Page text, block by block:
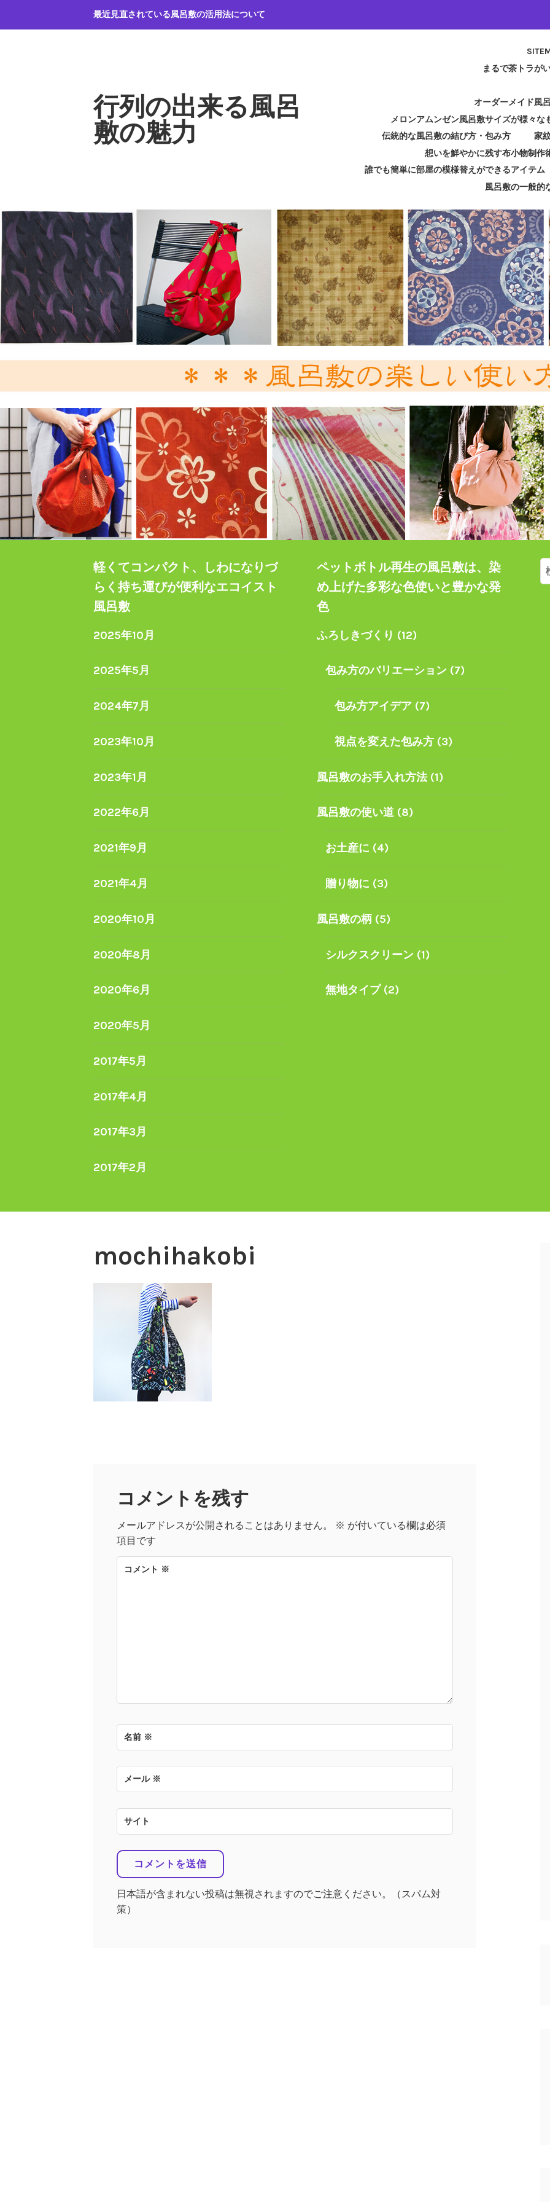
最近見直されている風呂敷の活用法について
行列の出来る風呂
敷の魅力
まるで茶トラが
オーダーメイド風
メロンアムンゼン風呂敷サイズが様々な
伝統的な風呂敷の結び方・包み方
家
想いを鮮やかに残す布小物制作
誰でも簡単に部屋の模様替えができるアイテム
風呂敷の一般的
軽くてコンパクト、しわになりづ
らく持ち運びが便利なエコイスト
風呂敷
2025年10月
2025年5月
2024年7月
2023年10月
2023年1月
2022年6月
2021年9月
2021年4月
2020年10月
2020年8月
2020年6月
2020年5月
2017年5月
2017年4月
2017年3月
2017年2月
ペットボトル再生の風呂敷は、染
め上げた多彩な色使いと豊かな発
色
ふろしきづくり (12)
包み方のバリエーション (7)
包み方アイデア(7)
視点を変えた包み方(3)
風呂敷のお手入れ方法(1)
風呂敷の使い道 (8)
お土産に (4)
贈り物に (3)
風呂敷の柄 (5)
シルクスクリーン (1)
無地タイプ(2)
検
mochihakobi
コメントを残す
メールアドレスが公開されることはありません。 ※ が付いている欄は必須
項目です
コメント ※
名前 ※
メール ※
サイト
日本語が含まれない投稿は無視されますのでご注意ください。（スパム対
策）